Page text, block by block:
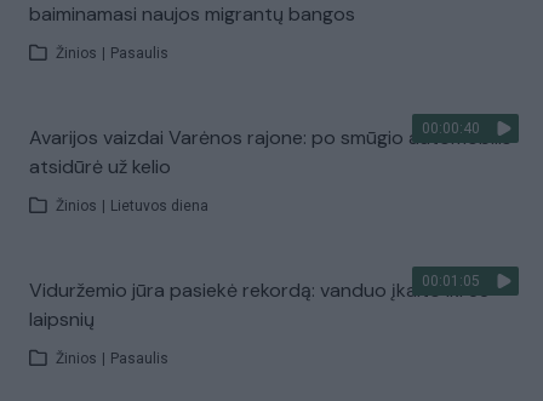
baiminamasi naujos migrantų bangos
Žinios Pasaulis
00:00:40
Avarijos vaizdai Varėnos rajone: po smūgio automobilis
atsidūrė už kelio
Žinios Lietuvos diena
00:01:05
Viduržemio jūra pasiekė rekordą: vanduo įkaito iki 33
laipsnių
Žinios Pasaulis